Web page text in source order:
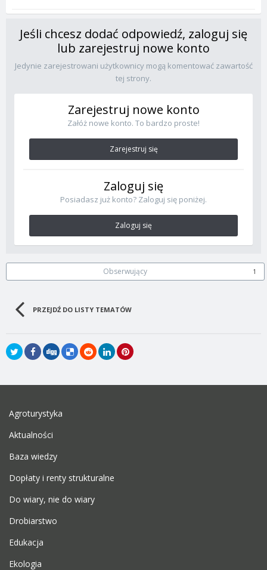
Jeśli chcesz dodać odpowiedź, zaloguj się
lub zarejestruj nowe konto
Jedynie zarejestrowani użytkownicy mogą komentować zawartość
tej strony.
Zarejestruj nowe konto
Załóż nowe konto. To bardzo proste!
Zarejestruj się
Zaloguj się
Posiadasz już konto? Zaloguj się poniżej.
Zaloguj się
Obserwujący 1
PRZEJDŹ DO LISTY TEMATÓW
Agroturystyka
Aktualności
Baza wiedzy
Dopłaty i renty strukturalne
Do wiary, nie do wiary
Drobiarstwo
Edukacja
Ekologia